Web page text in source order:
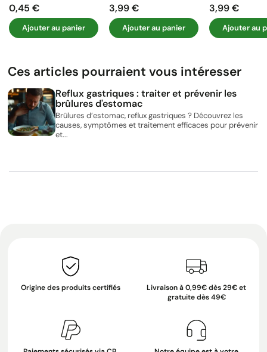
Prix
0,45 €
Ajouter au panier
Prix
3,99 €
Ajouter au panier
Prix
3,99 €
Ajouter au
Ces articles pourraient vous intéresser
Reflux gastriques : traiter et prévenir les
brûlures d'estomac
Brûlures d’estomac, reflux gastriques ? Découvrez les
causes, symptômes et traitement efficaces pour prévenir
et...
Origine des produits certifiés
Livraison à 0,99€ dès 29€ et
gratuite dès 49€